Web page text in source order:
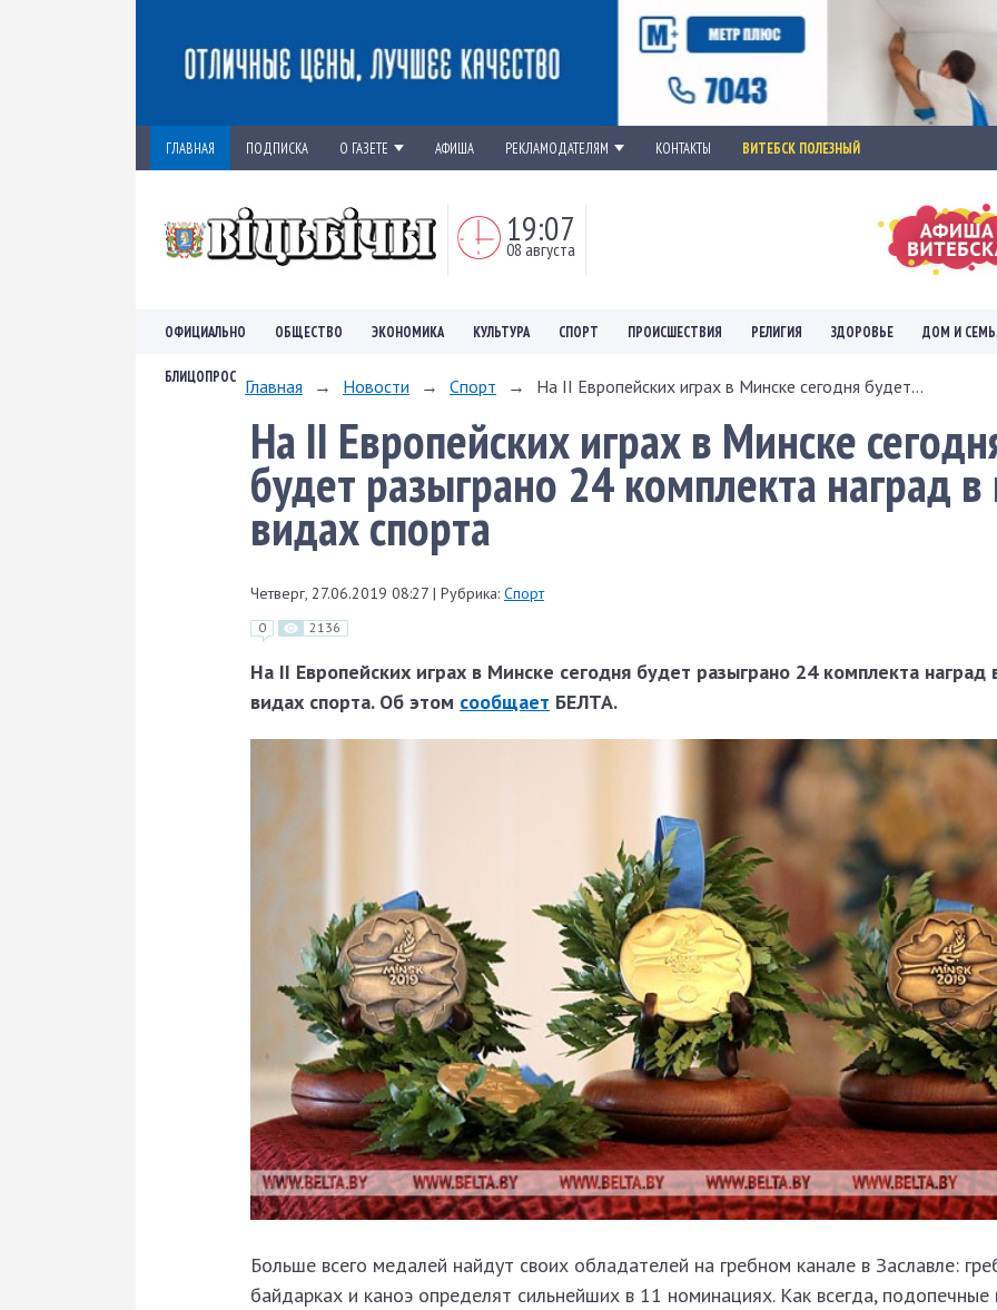
ГЛАВНАЯ ПОДПИСКА О ГАЗЕТЕ АФИША РЕКЛАМОДАТЕЛЯМ КОНТАКТЫ ВИТЕБСК ПОЛЕЗНЫЙ
19:07
08 августа
ОФИЦИАЛЬНО ОБЩЕСТВО ЭКОНОМИКА КУЛЬТУРА СПОРТ ПРОИСШЕСТВИЯ РЕЛИГИЯ ЗДОРОВЬЕ ДОМ И
БЛИЦОПРОС Главная → Новости → Спорт → На II Европейских играх в Минске сегодня будет...
На II Европейских играх в Минске
будет разыграно 24 комплекта наград
видах спорта
Четверг, 27.06.2019 08:27 | Рубрика: Спорт
0 2136
На II Европейских играх в Минске сегодня будет разыграно 24 комплекта наград
видах спорта. Об этом сообщает БЕЛТА.
Больше всего медалей найдут своих обладателей на гребном канале в Заславле:
байдарках и каноэ определят сильнейших в 11 номинациях. Как всегда, подопечные